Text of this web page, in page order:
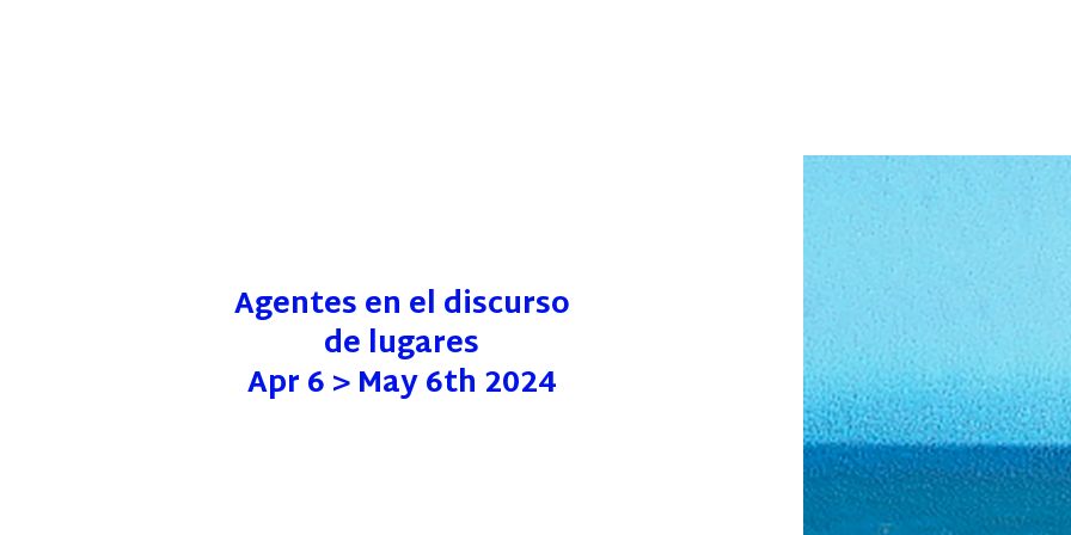
Agentes en el discurso
de lugares
Apr 6 > May 6th 2024